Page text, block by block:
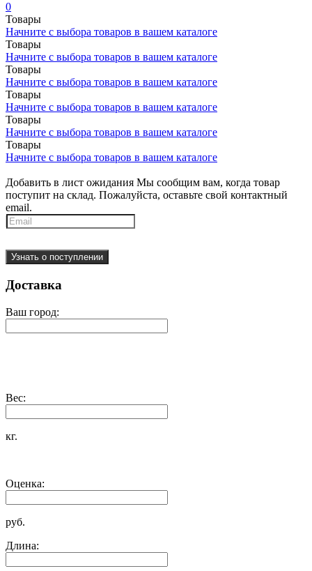
0
Товары
Начните с выбора товаров в вашем каталоге
Товары
Начните с выбора товаров в вашем каталоге
Товары
Начните с выбора товаров в вашем каталоге
Товары
Начните с выбора товаров в вашем каталоге
Товары
Начните с выбора товаров в вашем каталоге
Товары
Начните с выбора товаров в вашем каталоге
Добавить в лист ожидания Мы сообщим вам, когда товар
поступит на склад. Пожалуйста, оставьте свой контактный
email.
Узнать о поступлении
Доставка
Ваш город:
Вес:
кг.
Оценка:
руб.
Длина: